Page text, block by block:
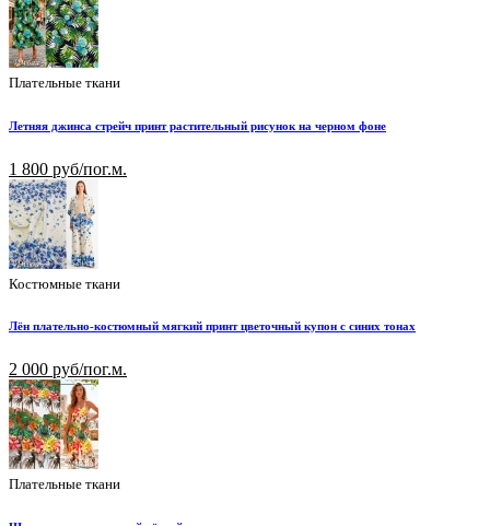
Плательные ткани
Летняя джинса стрейч принт растительный рисунок на черном фоне
1 800 руб/пог.м.
Костюмные ткани
Лён плательно-костюмный мягкий принт цветочный купон с синих тонах
2 000 руб/пог.м.
Плательные ткани